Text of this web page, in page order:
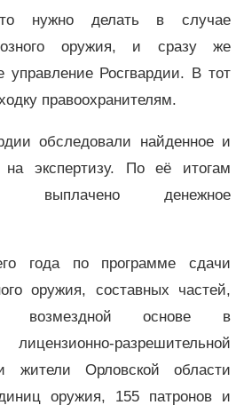
нужно делать в случае
оружия, и сразу же
управление Росгвардии. В тот
правоохранителям.
обследовали найденное и
на экспертизу. По её итогам
выплачено денежное
года по программе сдачи
оружия, составных частей,
возмездной основе в
разрешительной
жители Орловской области
оружия, 155 патронов и